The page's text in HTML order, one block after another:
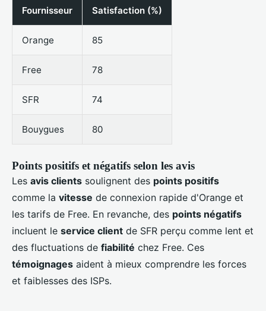
Fournisseur Satisfaction (%)
Orange 85
Free 78
SFR 74
Bouygues 80
Points positifs et négatifs selon les avis
Les avis clients soulignent des points positifs
comme la vitesse de connexion rapide d'Orange et
les tarifs de Free. En revanche, des points négatifs
incluent le service client de SFR perçu comme lent et
des fluctuations de fiabilité chez Free. Ces
témoignages aident à mieux comprendre les forces
et faiblesses des ISPs.